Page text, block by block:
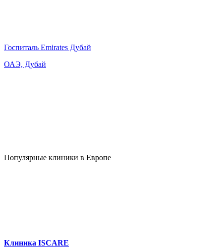
Госпиталь Emirates Дубай
ОАЭ, Дубай
Популярные клиники в Европе
Клиника ISCARE